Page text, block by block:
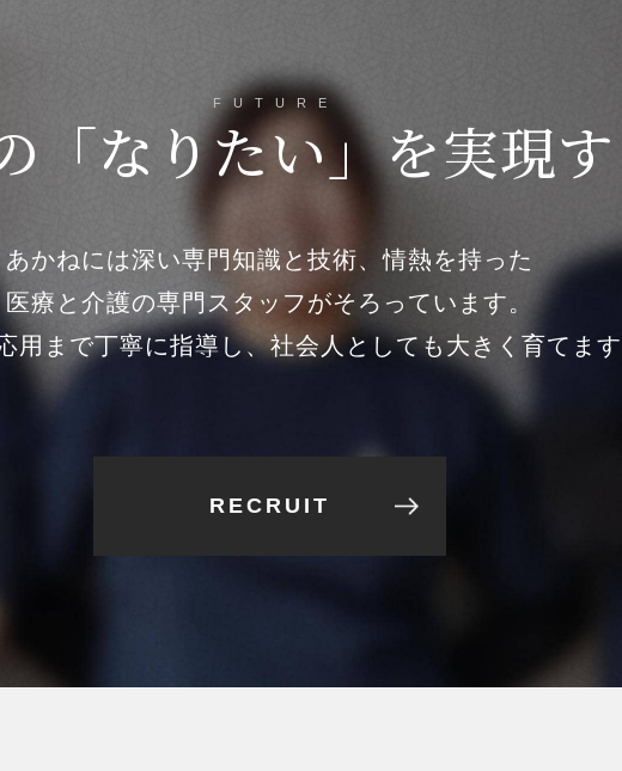
FUTURE
「なりたい」を実現
あかねには深い専門知識と技術、情熱を持った
医療と介護の専門スタッフがそろっています。
用まで丁寧に指導し、社会人としても大きく育てます
RECRUIT